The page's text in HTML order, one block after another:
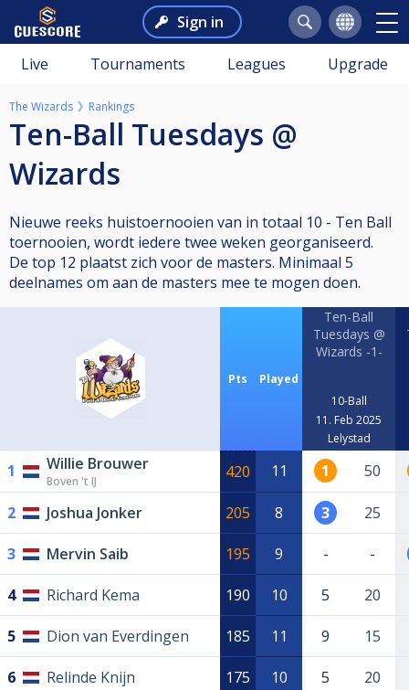
Sign in
Live Tournaments Leagues Upgrade
The Wizards Rankings
Ten-Ball Tuesdays @
Wizards
Nieuwe reeks huistoernooien van in totaal 10 - Ten Ball
toernooien, wordt iedere twee weken georganiseerd.
De top 12 plaatst zich voor de masters. Minimaal 5
deelnames om aan de masters mee te mogen doen.
Pts Played
Ten-Ball
Tuesdays @
Wizards -1-
10-Ball
11. Feb 2025
Lelystad
1 Willie Brouwer
Boven 't IJ 420 11 1 50
2 Joshua Jonker 205 8 3 25
3 Mervin Saib 195 9 - -
4 Richard Kema 190 10 5 20
5 Dion van Everdingen 185 11 9 15
6 Relinde Knijn 175 10 5 20